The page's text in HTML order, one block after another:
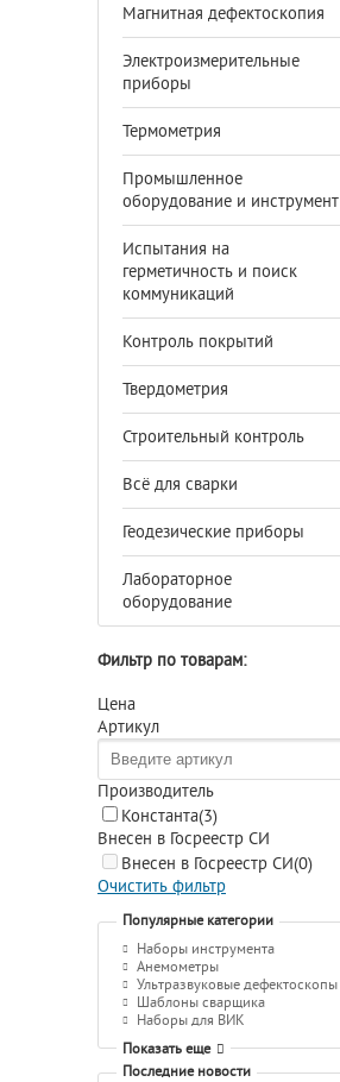
Магнитная дефектоскопия
Электроизмерительные
приборы
Термометрия
Промышленное
оборудование и инструмент
Испытания на
герметичность и поиск
коммуникаций
Контроль покрытий
Твердометрия
Строительный контроль
Всё для сварки
Геодезические приборы
Лабораторное
оборудование
Фильтр по товарам:
Цена
Артикул
Производитель
Константа(3)
Внесен в Госреестр СИ
Внесен в Госреестр СИ(0)
Очистить фильтр
Популярные категории
Наборы инструмента
Анемометры
Ультразвуковые дефектоскопы
Шаблоны сварщика
Наборы для ВИК
Показать еще
Последние новости